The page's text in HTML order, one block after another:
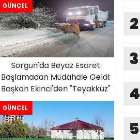
GÜNCEL
Sorgun'da Beyaz Esaret
Başlamadan Müdahale Geldi:
Başkan Ekinci'den "Teyakkuz"
Açıklaması
GÜNCEL
2
3
4
5